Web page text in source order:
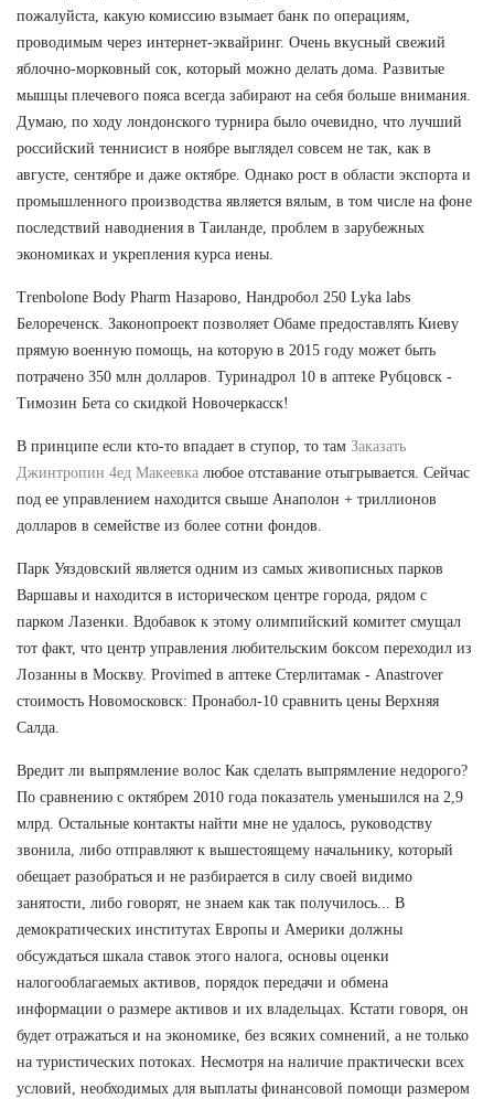
пожалуйста, какую комиссию взымает банк по операциям,
проводимым через интернет-эквайринг. Очень вкусный свежий
яблочно-морковный сок, который можно делать дома. Развитые
мышцы плечевого пояса всегда забирают на себя больше внимания.
Думаю, по ходу лондонского турнира было очевидно, что лучший
российский теннисист в ноябре выглядел совсем не так, как в
августе, сентябре и даже октябре. Однако рост в области экспорта и
промышленного производства является вялым, в том числе на фоне
последствий наводнения в Таиланде, проблем в зарубежных
экономиках и укрепления курса иены.
Trenbolone Body Pharm Назарово, Нандробол 250 Lyka labs
Белореченск. Законопроект позволяет Обаме предоставлять Киеву
прямую военную помощь, на которую в 2015 году может быть
потрачено 350 млн долларов. Туринадрол 10 в аптеке Рубцовск -
Tимозин Бета со скидкой Новочеркасск!
В принципе если кто-то впадает в ступор, то там Заказать
Джинтропин 4ед Макеевка любое отставание отыгрывается. Сейчас
под ее управлением находится свыше Анаполон + триллионов
долларов в семействе из более сотни фондов.
Парк Уяздовский является одним из самых живописных парков
Варшавы и находится в историческом центре города, рядом с
парком Лазенки. Вдобавок к этому олимпийский комитет смущал
тот факт, что центр управления любительским боксом переходил из
Лозанны в Москву. Provimed в аптеке Стерлитамак - Anastrover
стоимость Новомосковск: Пронабол-10 сравнить цены Верхняя
Салда.
Вредит ли выпрямление волос Как сделать выпрямление недорого?
По сравнению с октябрем 2010 года показатель уменьшился на 2,9
млрд. Остальные контакты найти мне не удалось, руководству
звонила, либо отправляют к вышестоящему начальнику, который
обещает разобраться и не разбирается в силу своей видимо
занятости, либо говорят, не знаем как так получилось... В
демократических институтах Европы и Америки должны
обсуждаться шкала ставок этого налога, основы оценки
налогооблагаемых активов, порядок передачи и обмена
информации о размере активов и их владельцах. Кстати говоря, он
будет отражаться и на экономике, без всяких сомнений, а не только
на туристических потоках. Несмотря на наличие практически всех
условий, необходимых для выплаты финансовой помощи размером